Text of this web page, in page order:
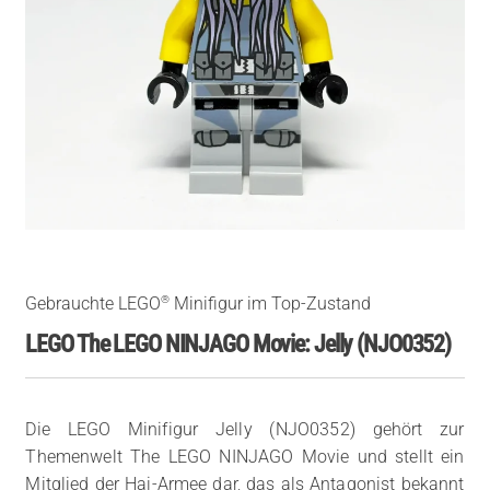
Gebrauchte LEGO® Minifigur im Top-Zustand
LEGO The LEGO NINJAGO Movie: Jelly (NJO0352)
Die LEGO Minifigur Jelly (NJO0352) gehört zur
Themenwelt The LEGO NINJAGO Movie und stellt ein
Mitglied der Hai-Armee dar, das als Antagonist bekannt